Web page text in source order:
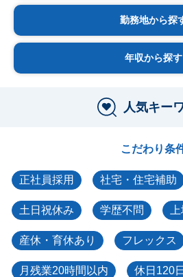
勤務地から探
年収から探す
人気キー
こだわり条
正社員採用 社宅・住宅補助
土日祝休み 学歴不問
産休・育休あり フレックス
月残業20時間以内 休日120